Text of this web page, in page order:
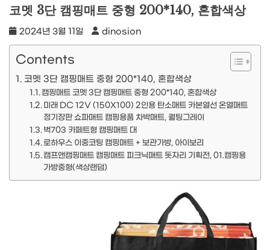
코멧 3단 캠핑매트 중형 200*140, 혼합색상
2024년 3월 11일 dinosion
Contents
코멧 3단 캠핑매트 중형 200*140, 혼합색상
캠핑매트 코멧 3단 캠핑매트 중형 200*140, 혼합색상
미래 DC 12V (150X100) 2인용 탄소매트 카본열선 온열매트
정기장판 쇼파매트 캠핑용품 차박매트, 퀄팅그레이
벅703 카페트형 캠핑매트 대
로하우스 이중코팅 캠핑매트 + 보관가방, 아이보리
캠프앤캠핑매트 캠핑매트 피크닉매트 돗자리 기획전, 01.캠핑용
가방중형(색상랜덤)